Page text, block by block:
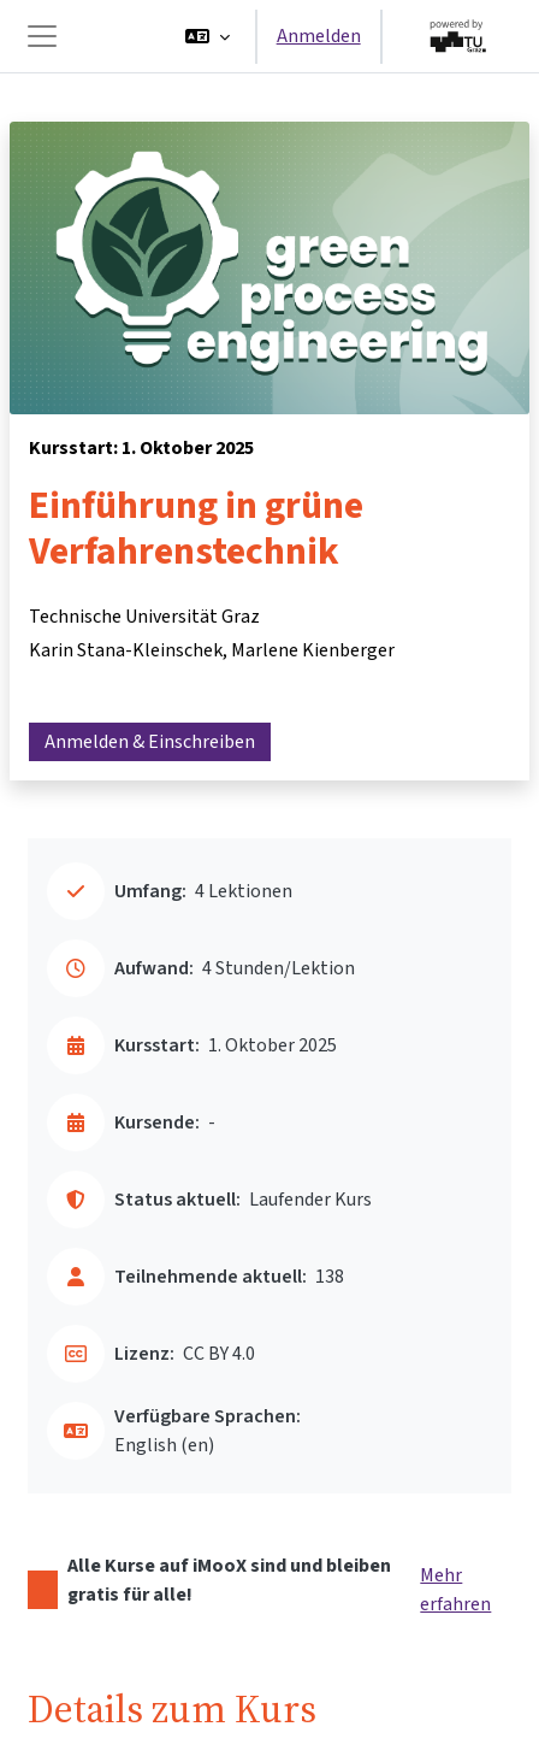
Website-Übersicht
Anmelden
Kursstart: 1. Oktober 2025
Einführung in grüne
Verfahrenstechnik
Technische Universität Graz
Karin Stana-Kleinschek Marlene Kienberger
Anmelden & Einschreiben
Umfang: 4 Lektionen
Aufwand: 4 Stunden/Lektion
Kursstart: 1. Oktober 2025
Kursende: -
Status aktuell: Laufender Kurs
Teilnehmende aktuell: 138
Lizenz: CC BY 4.0
Verfügbare Sprachen:
English ‎(en)‎
Alle Kurse auf iMooX sind und bleiben
gratis für alle!
Mehr
erfahren
Details zum Kurs